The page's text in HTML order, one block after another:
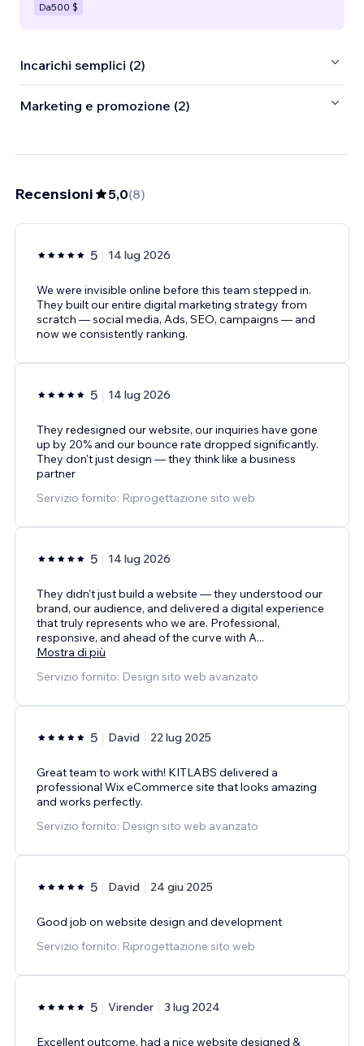
Da500 $
Incarichi semplici (2)
Marketing e promozione (2)
Recensioni 5,0(8)
5 14 lug 2026
We were invisible online before this team stepped in.
They built our entire digital marketing strategy from
scratch — social media, Ads, SEO, campaigns — and
now we consistently ranking.
5 14 lug 2026
They redesigned our website, our inquiries have gone
up by 20% and our bounce rate dropped significantly.
They don't just design — they think like a business
partner
Servizio fornito: Riprogettazione sito web
5 14 lug 2026
They didn't just build a website — they understood our
brand, our audience, and delivered a digital experience
that truly represents who we are. Professional,
responsive, and ahead of the curve with A...
Mostra di più
Servizio fornito: Design sito web avanzato
5 David 22 lug 2025
Great team to work with! KITLABS delivered a
professional Wix eCommerce site that looks amazing
and works perfectly.
Servizio fornito: Design sito web avanzato
5 David 24 giu 2025
Good job on website design and development
Servizio fornito: Riprogettazione sito web
5 Virender 3 lug 2024
Excellent outcome, had a nice website designed &